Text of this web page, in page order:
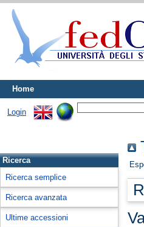
Home
Login
Ricerca
Ricerca semplice
Ricerca avanzata
Ultime accessioni